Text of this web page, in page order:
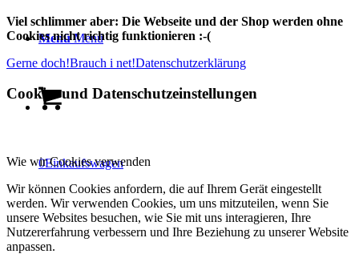
Menü Menü
0Einkaufswagen
Viel schlimmer aber: Die Webseite und der Shop werden ohne
Cookies nicht richtig funktionieren :-(
Gerne doch!Brauch i net!Datenschutzerklärung
Cookie- und Datenschutzeinstellungen
Wie wir Cookies verwenden
Wir können Cookies anfordern, die auf Ihrem Gerät eingestellt
werden. Wir verwenden Cookies, um uns mitzuteilen, wenn Sie
unsere Websites besuchen, wie Sie mit uns interagieren, Ihre
Nutzererfahrung verbessern und Ihre Beziehung zu unserer Website
anpassen.